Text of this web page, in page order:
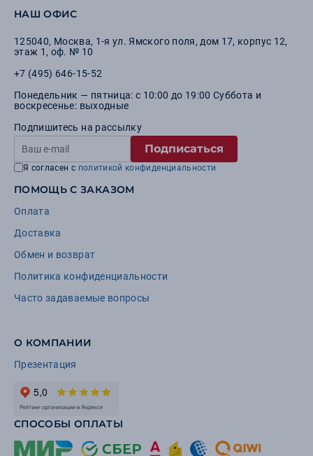
НАШ ОФИС
125040, Москва, 1-я ул. Ямского поля, дом 17, корпус 12,
этаж 1, оф. № 10
+7 (495) 646-15-52
Понедельник — пятница: с 10:00 до 19:00 Суббота и
воскресенье: выходные
Подпишитесь на рассылку
Подписаться
Я согласен с политикой конфиденциальности
ПОМОЩЬ С ЗАКАЗОМ
Оплата
Доставка
Обмен и возврат
Политика конфиденциальности
Часто задаваемые вопросы
О КОМПАНИИ
Презентация
СПОСОБЫ ОПЛАТЫ